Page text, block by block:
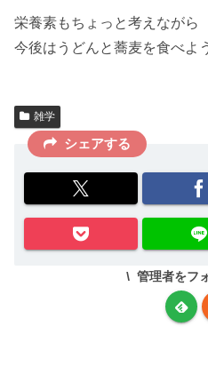
栄養素もちょっと考えながら
今後はうどんと蕎麦を食べよ
雑学
シェアする
管理者をフ